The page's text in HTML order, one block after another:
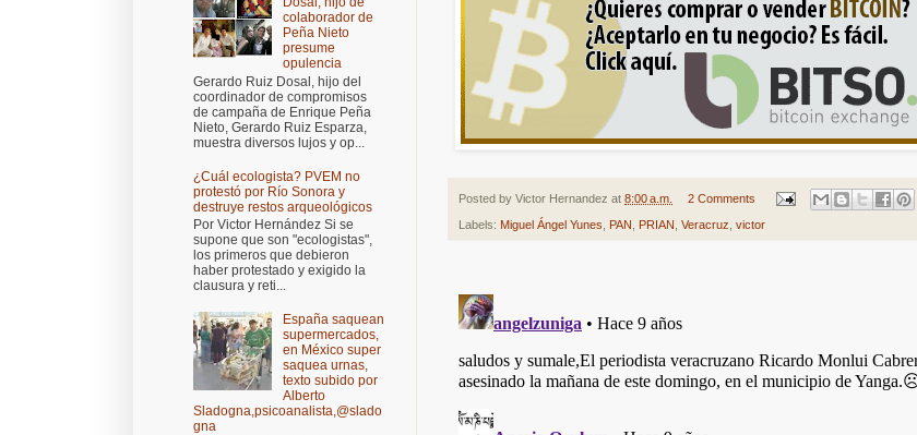
Posted by Victor Hernandez at 8:00 a.m. 2 Comments
Labels: Miguel Ángel Yunes PAN PRIAN Veracruz victor
colaborador de
Peña Nieto
presume
opulencia
Gerardo Ruiz Dosal, hijo del
coordinador de compromisos
de campaña de Enrique Peña
Nieto, Gerardo Ruiz Esparza,
muestra diversos lujos y op...
¿Cuál ecologista? PVEM no
protestó por Río Sonora y
destruye restos arqueológicos
Por Victor Hernández Si se
supone que son "ecologistas",
los primeros que debieron
haber protestado y exigido la
clausura y reti...
España saquean
supermercados,
en México super
saquea urnas,
texto subido por
Alberto
Sladogna,psicoanalista,@slado
gna